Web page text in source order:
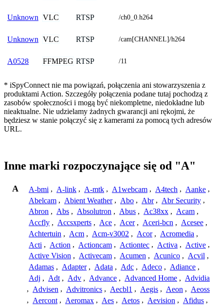
Unknown VLC RTSP /ch0_0.h264
Unknown VLC RTSP /cam[CHANNEL]/h264
A0528 FFMPEG RTSP /11
* iSpyConnect nie ma powiązań, połączenia ani stowarzyszenia z
produktami Action. Szczegóły połączenia podane tutaj pochodzą z
zasobów społeczności i mogą być niekompletne, niedokładne lub
nieaktualne. Nie udzielamy żadnych gwarancji ani rękojmi, że
będziesz w stanie połączyć się z kamerami za pomocą tych adresów
URL.
Inne marki rozpoczynające się od "A"
A A-bmi , A-link , A-mtk , A1webcam , A4tech , Aanke ,
Abelcam , Abient Weather , Abo , Abr , Abr Security ,
Abron , Abs , Absolutron , Abus , Ac38xx , Acam ,
Accfly , Accsxperts , Ace , Acer , Aceri-bcn , Acesee ,
Achtertuin , Acm , Acm-v3002 , Acor , Acromedia ,
Acti , Action , Actioncam , Actiontec , Activa , Active ,
Active Vision , Activecam , Acumen , Acunico , Acvil ,
Adamas , Adapter , Adata , Adc , Adeco , Adiance ,
Adj , Adt , Adv , Advance , Advanced Home , Advidia
, Advisen , Advitronics , Aecbl1 , Aegis , Aeon , Aeoss
, Aercont , Aeromax , Aes , Aetos , Aevision , Afidus ,